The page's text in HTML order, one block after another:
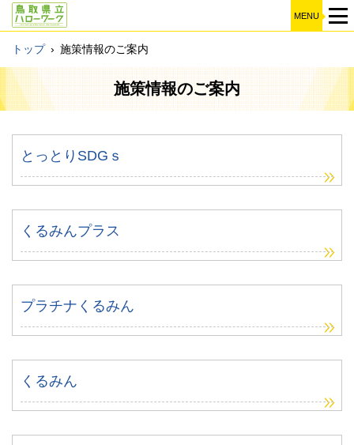
MENU
トップ › 施策情報のご案内
施策情報のご案内
とっとりSDGｓ
くるみんプラス
プラチナくるみん
くるみん